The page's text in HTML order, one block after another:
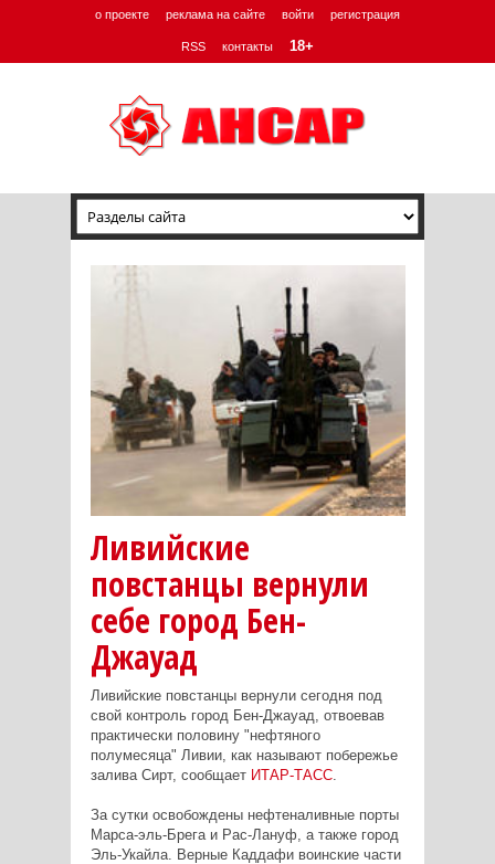
о проекте реклама на сайте войти регистрация
RSS контакты 18+
Ливийские
повстанцы вернули
себе город Бен-
Джауад
Ливийские повстанцы вернули сегодня под
свой контроль город Бен-Джауад, отвоевав
практически половину "нефтяного
полумесяца" Ливии, как называют побережье
залива Сирт, сообщает ИТАР-ТАСС.
За сутки освобождены нефтеналивные порты
Марса-эль-Брега и Рас-Лануф, а также город
Эль-Укайла. Верные Каддафи воинские части